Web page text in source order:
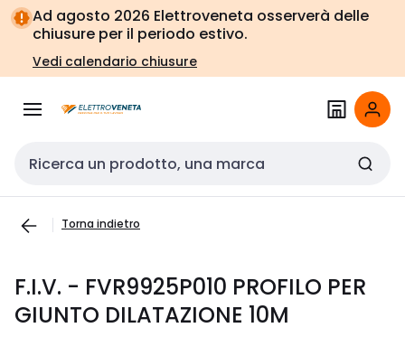
Vai alla
navigazione
Vai
alla
pagina
Ad agosto 2026 Elettroveneta osserverà delle
chiusure per il periodo estivo.
Vedi calendario chiusure
Cerca input
Torna indietro
F.I.V. - FVR9925P010 PROFILO PER
GIUNTO DILATAZIONE 10M